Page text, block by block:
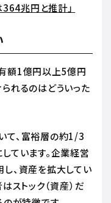
兆円と推計」
額1億円以上5億円
れるのはどういった
て、富裕層の約1/3
ています。企業経営
、資産を拡大してい
ストック（資産）だ